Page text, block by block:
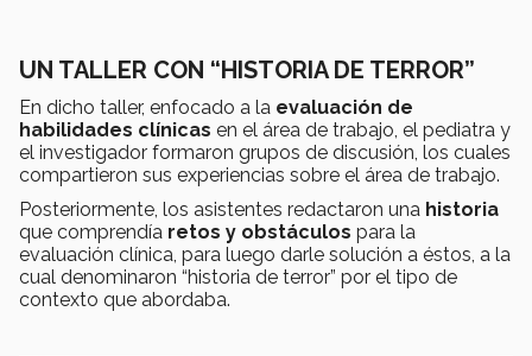
UN TALLER CON “HISTORIA DE TERROR”
En dicho taller, enfocado a la evaluación de
habilidades clínicas en el área de trabajo, el pediatra y
el investigador formaron grupos de discusión, los cuales
compartieron sus experiencias sobre el área de trabajo.
Posteriormente, los asistentes redactaron una historia
que comprendía retos y obstáculos para la
evaluación clínica, para luego darle solución a éstos, a la
cual denominaron “historia de terror” por el tipo de
contexto que abordaba.